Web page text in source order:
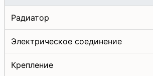
Радиатор
Электрическое соединение
Крепление